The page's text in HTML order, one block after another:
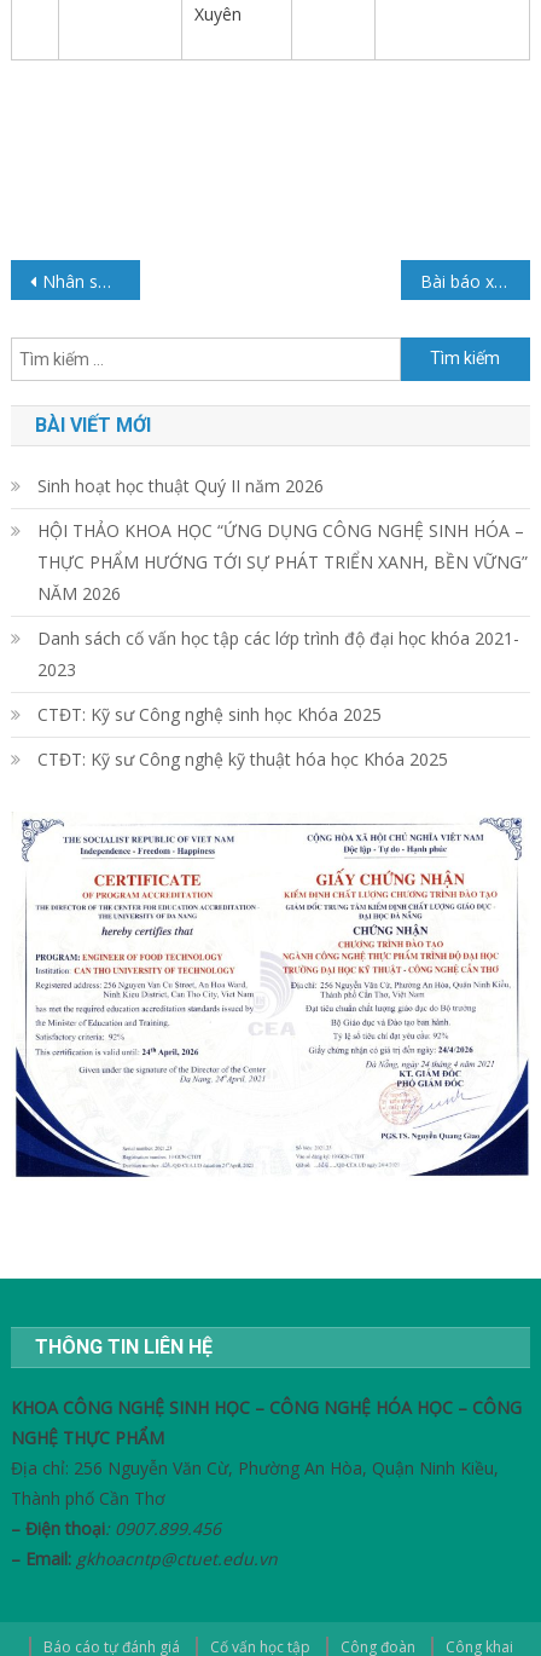
Xuyên
Điều
hướng
bài
viết
Nhân sự – Bộ môn CNTP Bài báo xuất bản tạp chí quốc tế năm 2018-2019
kiếm
cho:
BÀI VIẾT MỚI
Sinh hoạt học thuật Quý II năm 2026
HỘI THẢO KHOA HỌC “ỨNG DỤNG CÔNG NGHỆ SINH HÓA –
THỰC PHẨM HƯỚNG TỚI SỰ PHÁT TRIỂN XANH, BỀN VỮNG”
NĂM 2026
Danh sách cố vấn học tập các lớp trình độ đại học khóa 2021-
2023
CTĐT: Kỹ sư Công nghệ sinh học Khóa 2025
CTĐT: Kỹ sư Công nghệ kỹ thuật hóa học Khóa 2025
THÔNG TIN LIÊN HỆ
KHOA CÔNG NGHỆ SINH HỌC – CÔNG NGHỆ HÓA HỌC – CÔNG
NGHỆ THỰC PHẨM
Địa chỉ: 256 Nguyễn Văn Cừ, Phường An Hòa, Quận Ninh Kiều,
Thành phố Cần Thơ
– Điện thoại: 0907.899.456
– Email: gkhoacntp@ctuet.edu.vn
Báo cáo tự đánh giá Cố vấn học tập Công đoàn Công khai